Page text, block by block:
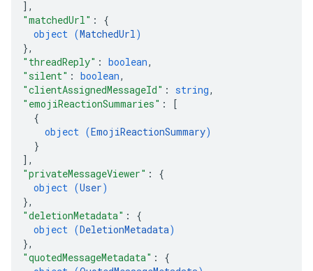
] ,
"matchedUrl" : {
object (MatchedUrl)
},
"threadReply" : boolean,
"silent" : boolean,
"clientAssignedMessageId" : string,
"emojiReactionSummaries" :
[
{
object (EmojiReactionSummary)
}
] ,
"privateMessageViewer" : {
object (User)
},
"deletionMetadata" : {
object (DeletionMetadata)
},
"quotedMessageMetadata" : {